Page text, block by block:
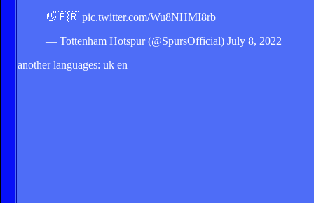
👋🇫🇷 pic.twitter.com/Wu8NHMI8rb
— Tottenham Hotspur (@SpursOfficial) July 8, 2022
another languages: uk en